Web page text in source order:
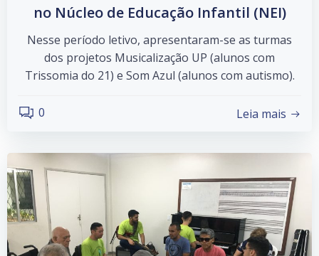
no Núcleo de Educação Infantil (NEI)
Nesse período letivo, apresentaram-se as turmas
dos projetos Musicalização UP (alunos com
Trissomia do 21) e Som Azul (alunos com autismo).
0 Leia mais